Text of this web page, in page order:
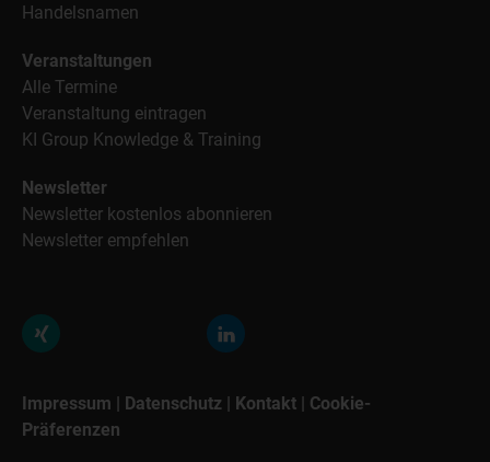
Handelsnamen
Veranstaltungen
Alle Termine
Veranstaltung eintragen
KI Group Knowledge & Training
Newsletter
Newsletter kostenlos abonnieren
Newsletter empfehlen
Impressum | Datenschutz | Kontakt | Cookie-
Präferenzen